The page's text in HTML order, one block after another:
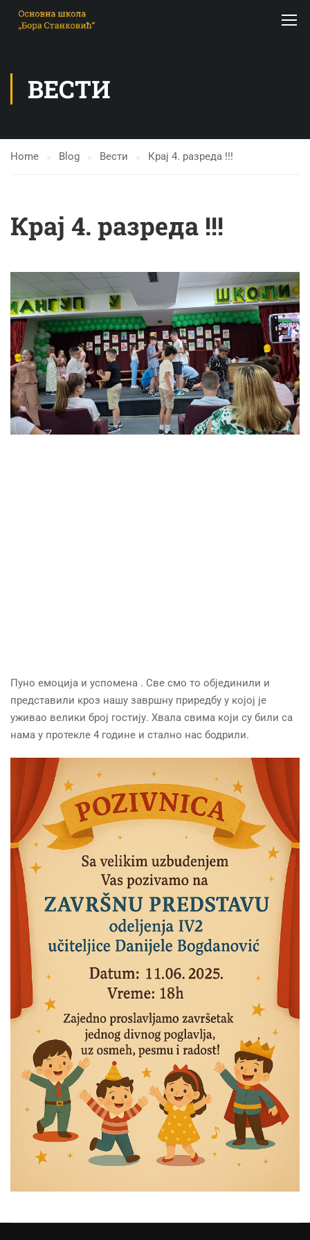
ВЕСТИ
Home Blog Вести Крај 4. разреда !!!
Крај 4. разреда !!!
Пуно емоција и успомена . Све смо то објединили и
представили кроз нашу завршну приредбу у којој је
уживао велики број гостију. Хвала свима који су били са
нама у протекле 4 године и стално нас бодрили.